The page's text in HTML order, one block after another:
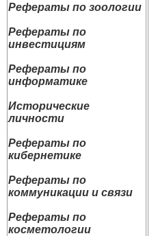
Рефераты по зоологии
Рефераты по
инвестициям
Рефераты по
информатике
Исторические
личности
Рефераты по
кибернетике
Рефераты по
коммуникации и связи
Рефераты по
косметологии